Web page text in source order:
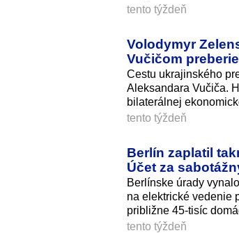
tento týždeň
Volodymyr
Vučičom
Cestu ukrajinského
Aleksandara Vučiča.
bilaterálnej
tento týždeň
Berlín zaplatil
Účet za
Berlínske úrady
na elektrické vedenie
približne 45-tisíc
tento týždeň